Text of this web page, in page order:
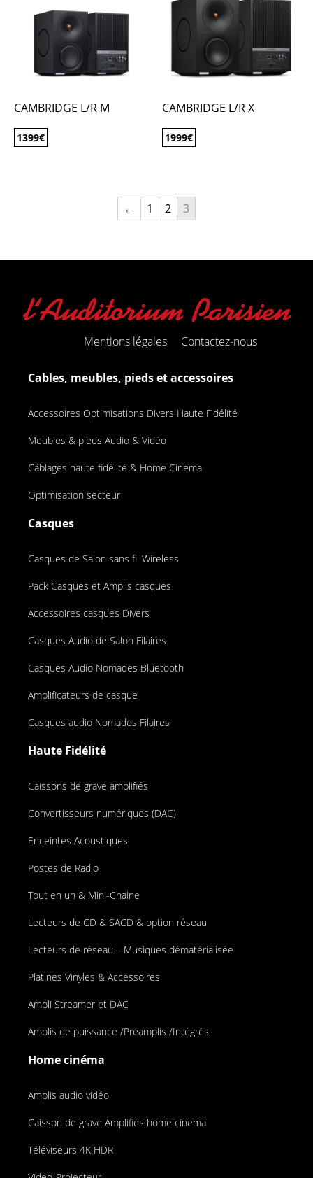
CAMBRIDGE L/R M
1399€
CAMBRIDGE L/R X
1999€
← 1 2 3
Mentions légales Contactez-nous
Cables, meubles, pieds et accessoires
Accessoires Optimisations Divers Haute Fidélité
Meubles & pieds Audio & Vidéo
Câblages haute fidélité & Home Cinema
Optimisation secteur
Casques
Casques de Salon sans fil Wireless
Pack Casques et Amplis casques
Accessoires casques Divers
Casques Audio de Salon Filaires
Casques Audio Nomades Bluetooth
Amplificateurs de casque
Casques audio Nomades Filaires
Haute Fidélité
Caissons de grave amplifiés
Convertisseurs numériques (DAC)
Enceintes Acoustiques
Postes de Radio
Tout en un & Mini-Chaine
Lecteurs de CD & SACD & option réseau
Lecteurs de réseau – Musiques dématérialisée
Platines Vinyles & Accessoires
Ampli Streamer et DAC
Amplis de puissance /Préamplis /Intégrés
Home cinéma
Amplis audio vidéo
Caisson de grave Amplifiés home cinema
Téléviseurs 4K HDR